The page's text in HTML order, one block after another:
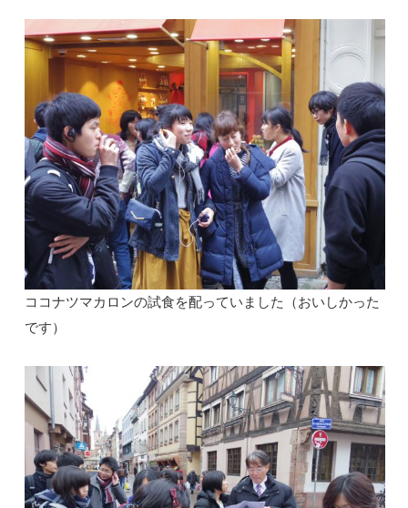
ココナツマカロンの試食を配っていました（おいしかった
です）